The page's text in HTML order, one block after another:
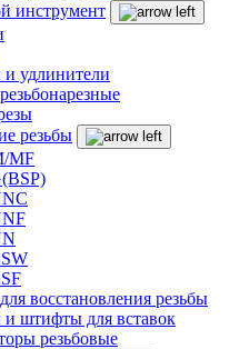
инструмент
удлинители
резьбы
MF
восстановления резьбы
и штифты для вставок
резьбовые